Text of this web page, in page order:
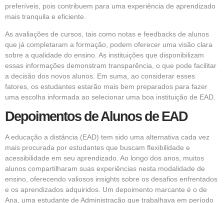
preferíveis, pois contribuem para uma experiência de aprendizado
mais tranquila e eficiente.
As avaliações de cursos, tais como notas e feedbacks de alunos
que já completaram a formação, podem oferecer uma visão clara
sobre a qualidade do ensino. As instituições que disponibilizam
essas informações demonstram transparência, o que pode facilitar
a decisão dos novos alunos. Em suma, ao considerar esses
fatores, os estudantes estarão mais bem preparados para fazer
uma escolha informada ao selecionar uma boa instituição de EAD.
Depoimentos de Alunos de EAD
A educação a distância (EAD) tem sido uma alternativa cada vez
mais procurada por estudantes que buscam flexibilidade e
acessibilidade em seu aprendizado. Ao longo dos anos, muitos
alunos compartilharam suas experiências nesta modalidade de
ensino, oferecendo valiosos insights sobre os desafios enfrentados
e os aprendizados adquiridos. Um depoimento marcante é o de
Ana, uma estudante de Administração que trabalhava em período